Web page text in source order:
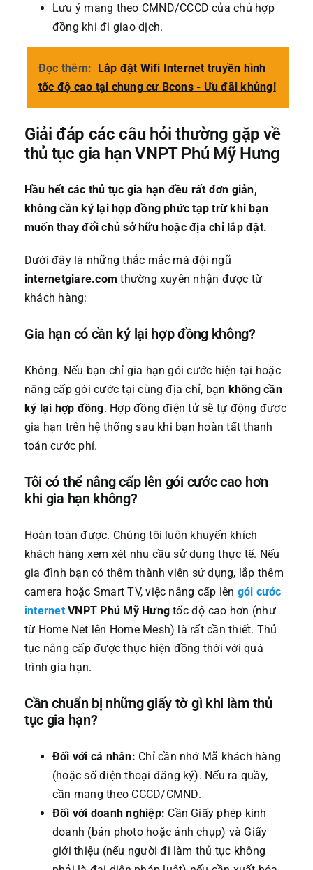
Lưu ý mang theo CMND/CCCD của chủ hợp
đồng khi đi giao dịch.
Đọc thêm: Lắp đặt Wifi Internet truyền hình
tốc độ cao tại chung cư Bcons - Ưu đãi khủng!
Giải đáp các câu hỏi thường gặp về
thủ tục gia hạn VNPT Phú Mỹ Hưng
Hầu hết các thủ tục gia hạn đều rất đơn giản,
không cần ký lại hợp đồng phức tạp trừ khi bạn
muốn thay đổi chủ sở hữu hoặc địa chỉ lắp đặt.
Dưới đây là những thắc mắc mà đội ngũ
internetgiare.com thường xuyên nhận được từ
khách hàng:
Gia hạn có cần ký lại hợp đồng không?
Không. Nếu bạn chỉ gia hạn gói cước hiện tại hoặc
nâng cấp gói cước tại cùng địa chỉ, bạn không cần
ký lại hợp đồng. Hợp đồng điện tử sẽ tự động được
gia hạn trên hệ thống sau khi bạn hoàn tất thanh
toán cước phí.
Tôi có thể nâng cấp lên gói cước cao hơn
khi gia hạn không?
Hoàn toàn được. Chúng tôi luôn khuyến khích
khách hàng xem xét nhu cầu sử dụng thực tế. Nếu
gia đình bạn có thêm thành viên sử dụng, lắp thêm
camera hoặc Smart TV, việc nâng cấp lên gói cước
internetVNPT Phú Mỹ Hưng tốc độ cao hơn (như
từ Home Net lên Home Mesh) là rất cần thiết. Thủ
tục nâng cấp được thực hiện đồng thời với quá
trình gia hạn.
Cần chuẩn bị những giấy tờ gì khi làm thủ
tục gia hạn?
Đối với cá nhân: Chỉ cần nhớ Mã khách hàng
(hoặc số điện thoại đăng ký). Nếu ra quầy,
cần mang theo CCCD/CMND.
Đối với doanh nghiệp: Cần Giấy phép kinh
doanh (bản photo hoặc ảnh chụp) và Giấy
giới thiệu (nếu người đi làm thủ tục không